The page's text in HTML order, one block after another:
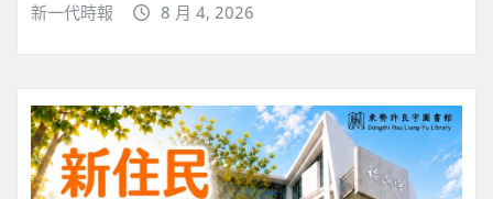
新一代時報 8 月 4, 2026